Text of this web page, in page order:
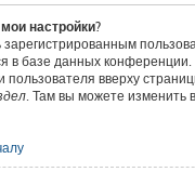
настройки?
зарегистрированным
в базе данных
пользователя вверху
. Там вы можете изменить